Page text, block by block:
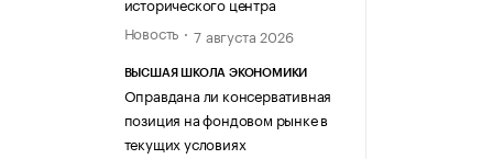
Новость
7 августа 2026
ВЫСШАЯ ШКОЛА ЭКОНОМИКИ
Оправдана ли консервативная
позиция на фондовом рынке в
текущих условиях